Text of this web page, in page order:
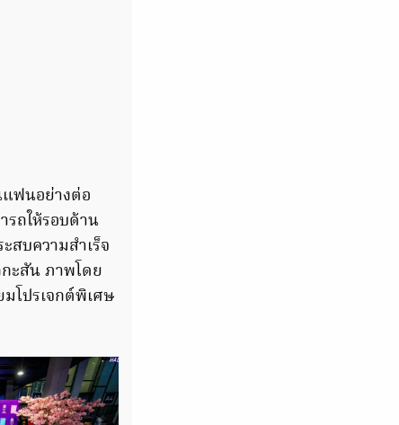
แฟนอย่างต่อ
รถให้รอบด้าน
สบความสำเร็จ
ะสัน ภาพโดย
โปรเจกต์พิเศษ